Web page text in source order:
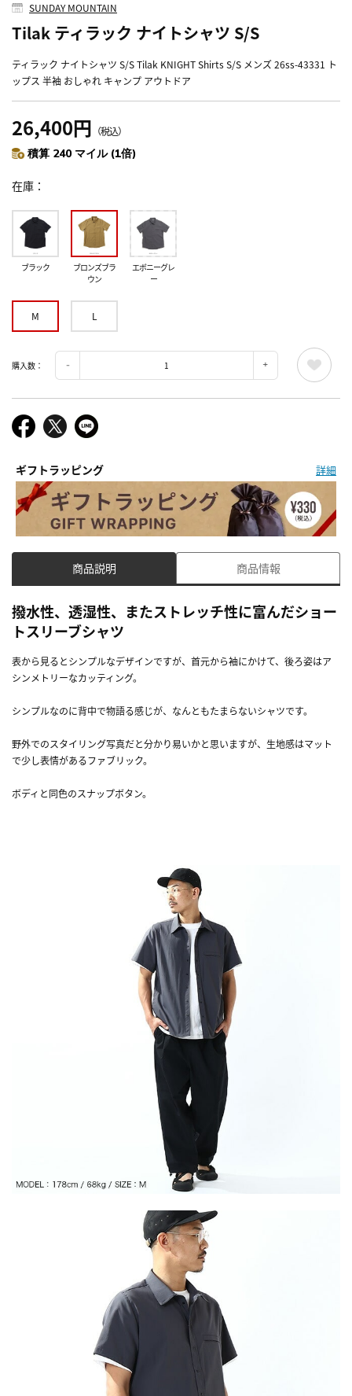
SUNDAY MOUNTAIN
Tilak ティラック ナイトシャツ S/S
ティラック ナイトシャツ S/S Tilak KNIGHT Shirts S/S メンズ 26ss-43331 ト
ップス 半袖 おしゃれ キャンプ アウトドア
26,400円 （税込）
積算 240 マイル (1倍)
在庫
ブラック
ブロンズブラ
ウン
エボニーグレ
ー
M L
購入数：
ギフトラッピング 詳細
商品説明 商品情報
撥水性、透湿性、またストレッチ性に富んだショー
トスリーブシャツ
表から見るとシンプルなデザインですが、首元から袖にかけて、後ろ姿はア
シンメトリーなカッティング。
シンプルなのに背中で物語る感じが、なんともたまらないシャツです。
野外でのスタイリング写真だと分かり易いかと思いますが、生地感はマット
で少し表情があるファブリック。
ボディと同色のスナップボタン。